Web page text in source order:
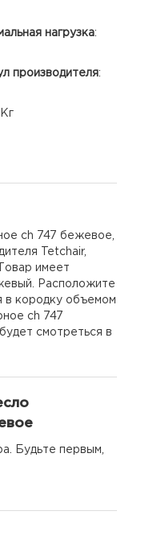
нагрузка:
производителя:
ch 747 бежевое,
Tetchair,
имеет
Расположите
в кородку объемом
ch 747
смотреться в
Будьте первым,